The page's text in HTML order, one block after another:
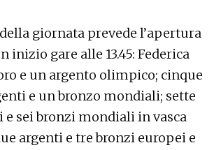
giornata prevede l’apertura
inizio gare alle 13.45: Federica
e un argento olimpico; cinque
e un bronzo mondiali; sette
e sei bronzi mondiali in vasca
argenti e tre bronzi europei e